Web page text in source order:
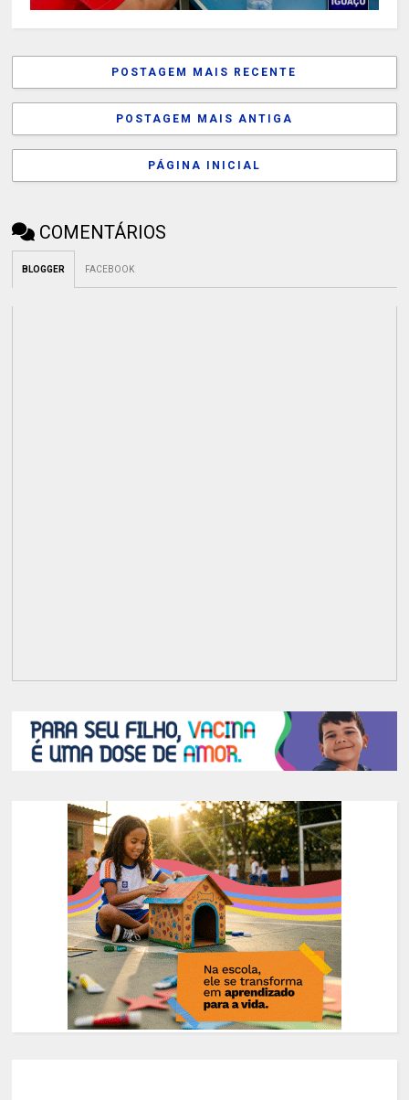
POSTAGEM MAIS RECENTE
POSTAGEM MAIS ANTIGA
PÁGINA INICIAL
COMENTÁRIOS
BLOGGER FACEBOOK